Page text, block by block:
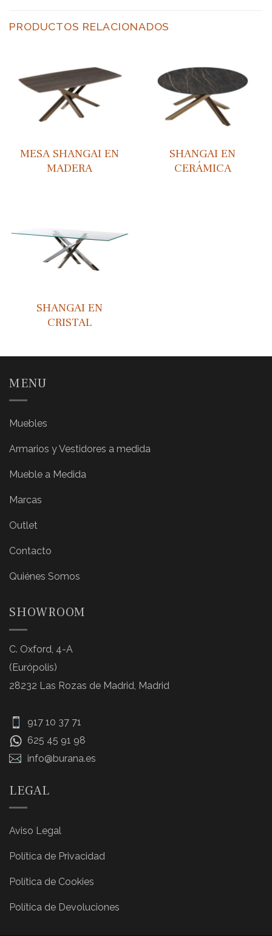
PRODUCTOS RELACIONADOS
MESA SHANGAI EN
MADERA
SHANGAI EN
CERÁMICA
SHANGAI EN
CRISTAL
MENU
Muebles
Armarios y Vestidores a medida
Mueble a Medida
Marcas
Outlet
Contacto
Quiénes Somos
SHOWROOM
C. Oxford, 4-A
(Európolis)
28232 Las Rozas de Madrid, Madrid
917 10 37 71
625 45 91 98
info@burana.es
LEGAL
Aviso Legal
Política de Privacidad
Política de Cookies
Política de Devoluciones